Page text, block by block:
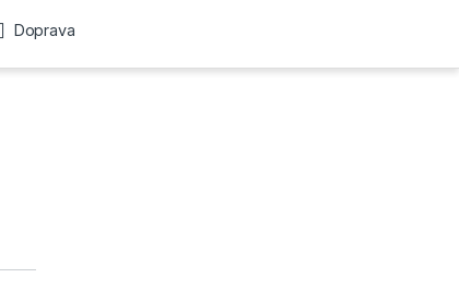
Doprava